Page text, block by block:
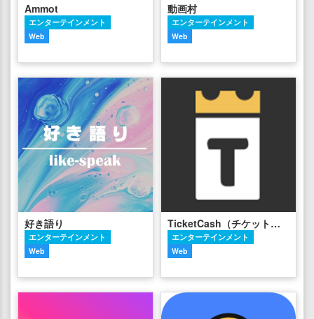
Ammot
エンターテインメント
Web
動画村
エンターテインメント
Web
好き語り
エンターテインメント
Web
TicketCash（チケットキャッシュ）
エンターテインメント
Web